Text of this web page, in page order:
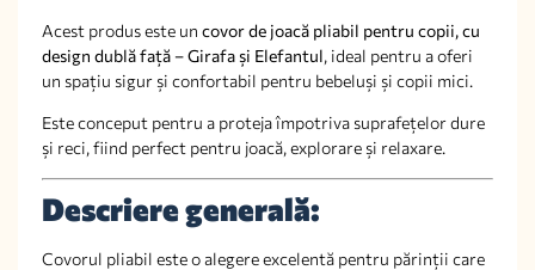
Acest produs este un covor de joacă pliabil pentru copii, cu
design dublă față – Girafa și Elefantul, ideal pentru a oferi
un spațiu sigur și confortabil pentru bebeluși și copii mici.
Este conceput pentru a proteja împotriva suprafețelor dure
și reci, fiind perfect pentru joacă, explorare și relaxare.
Descriere generală:
Covorul pliabil este o alegere excelentă pentru părinții care